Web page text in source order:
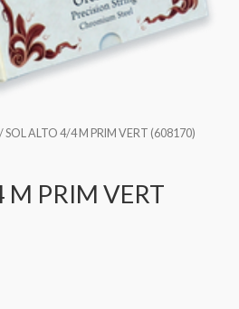
/ SOL ALTO 4/4 M PRIM VERT (608170)
M PRIM VERT